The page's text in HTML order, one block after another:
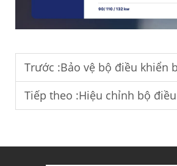
Trước :Bảo vệ bộ điều khiển bơm năng lượng mặt trời khỏi các điều
Tiếp theo :Hiệu chỉnh bộ điều khiển bơm năng lượng mặt